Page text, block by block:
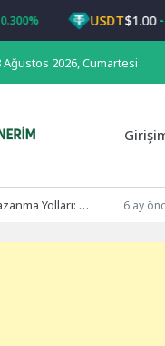
USDT$1.00
Ağustos 2026, Cumartesi
2024 İçin Fırsatlar 6 ay